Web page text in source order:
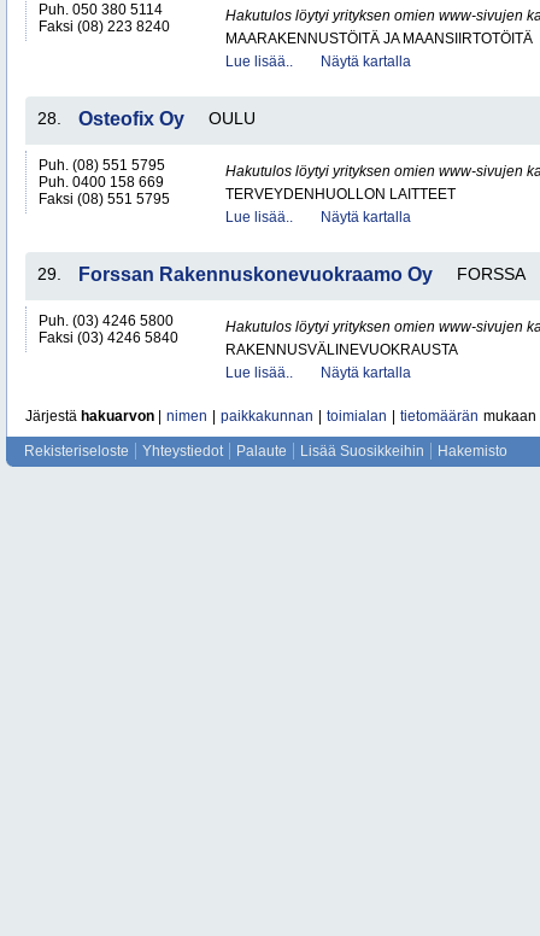
Puh. 050 380 5114
Faksi (08) 223 8240
Hakutulos löytyi yrityksen omien www-sivujen
MAARAKENNUSTÖITÄ JA MAANSIIRTOTÖITÄ
Lue lisää..
Näytä kartalla
28. Osteofix Oy OULU
Puh. (08) 551 5795
Puh. 0400 158 669
Faksi (08) 551 5795
Hakutulos löytyi yrityksen omien www-sivujen
TERVEYDENHUOLLON LAITTEET
Lue lisää..
Näytä kartalla
29. Forssan Rakennuskonevuokraamo Oy FORSSA
Puh. (03) 4246 5800
Faksi (03) 4246 5840
Hakutulos löytyi yrityksen omien www-sivujen
RAKENNUSVÄLINEVUOKRAUSTA
Lue lisää..
Näytä kartalla
Järjestä hakuarvon nimen paikkakunnan toimialan tietomäärän mukaan
Rekisteriseloste Yhteystiedot Palaute Lisää Suosikkeihin Hakemisto